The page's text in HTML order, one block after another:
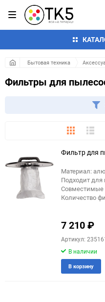
Бытовая техника
Фильтры для
Плитка
Фильтр для
Материал:
Подходит для
Совместимые
Количество
7 210₽
Артикул:
В наличии
В корзину